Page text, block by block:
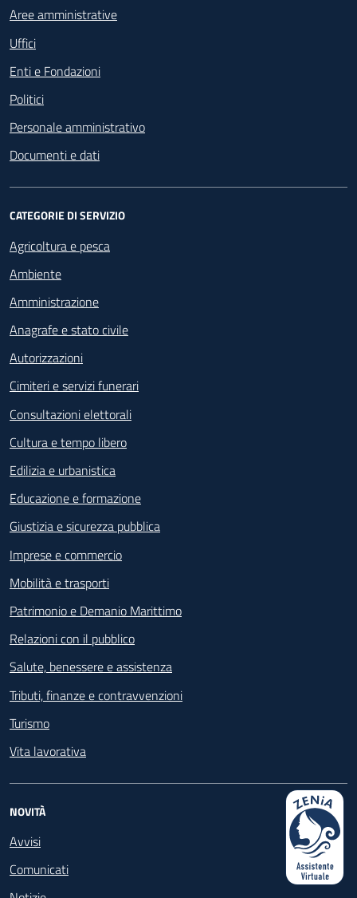
Aree amministrative
Uffici
Enti e Fondazioni
Politici
Personale amministrativo
Documenti e dati
CATEGORIE DI SERVIZIO
Agricoltura e pesca
Ambiente
Amministrazione
Anagrafe e stato civile
Autorizzazioni
Cimiteri e servizi funerari
Consultazioni elettorali
Cultura e tempo libero
Edilizia e urbanistica
Educazione e formazione
Giustizia e sicurezza pubblica
Imprese e commercio
Mobilità e trasporti
Patrimonio e Demanio Marittimo
Relazioni con il pubblico
Salute, benessere e assistenza
Tributi, finanze e contravvenzioni
Turismo
Vita lavorativa
NOVITÀ
Avvisi
Comunicati